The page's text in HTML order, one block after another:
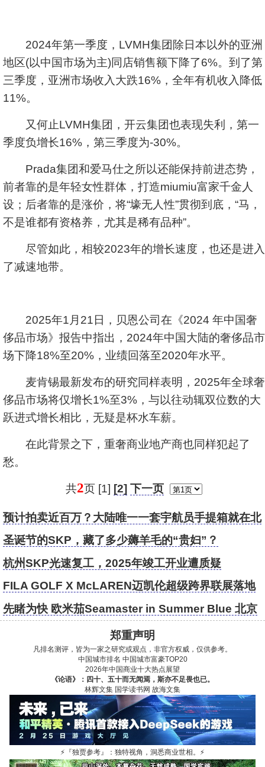
2024年第一季度，LVMH集团除日本以外的亚洲
地区(以中国市场为主)同店销售额下降了6%。到了第
三季度，亚洲市场收入大跌16%，全年有机收入降低
11%。
又何止LVMH集团，开云集团也表现失利，第一
季度负增长16%，第三季度为-30%。
Prada集团和爱马仕之所以还能保持前进态势，
前者靠的是年轻女性群体，打造miumiu富家千金人
设；后者靠的是涨价，将“壕无人性”贯彻到底，“马，
不是谁都有资格养，尤其是稀有品种”。
尽管如此，相较2023年的增长速度，也还是进入
了减速地带。
2025年1月21日，贝恩公司在《2024 年中国奢
侈品市场》报告中指出，2024年中国大陆的奢侈品市
场下降18%至20%，业绩回落至2020年水平。
麦肯锡最新发布的研究同样表明，2025年全球奢
侈品市场将仅增长1%至3%，与以往动辄双位数的大
跃进式增长相比，无疑是杯水车薪。
在此背景之下，重奢商业地产商也同样犯起了
愁。
共2页 [1] [2] 下一页
预计拍卖近百万？大陆唯一一套宇航员手提箱就在北
京SKP！！
圣诞节的SKP，藏了多少薅羊毛的“贵妇”？
杭州SKP光速复工，2025年竣工开业遭质疑
FILA GOLF X McLAREN迈凯伦超级跨界联展落地
北京SKP
先睹为快 欧米茄Seamaster in Summer Blue 北京
郑重声明
凡排名测评，皆为一家之研究或观点，非官方权威，仅供参考。
中国城市排名 中国城市富豪TOP20
2026年中国商业十大热点展望
《论语》：四十、五十而无闻焉，斯亦不足畏也已。
林辉文集 国学读书网 故海文集
⚡ 『独贾参考』：独特视角，洞悉商业世相。 ⚡